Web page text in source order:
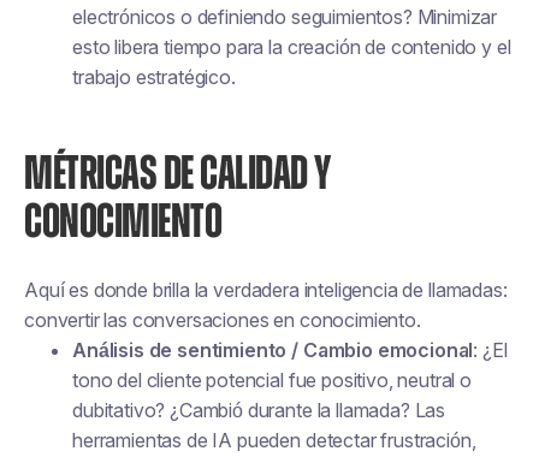
electrónicos o definiendo seguimientos? Minimizar
esto libera tiempo para la creación de contenido y el
trabajo estratégico.
MÉTRICAS DE CALIDAD Y
CONOCIMIENTO
Aquí es donde brilla la verdadera inteligencia de llamadas:
convertir las conversaciones en conocimiento.
Análisis de sentimiento / Cambio emocional: ¿El
tono del cliente potencial fue positivo, neutral o
dubitativo? ¿Cambió durante la llamada? Las
herramientas de IA pueden detectar frustración,